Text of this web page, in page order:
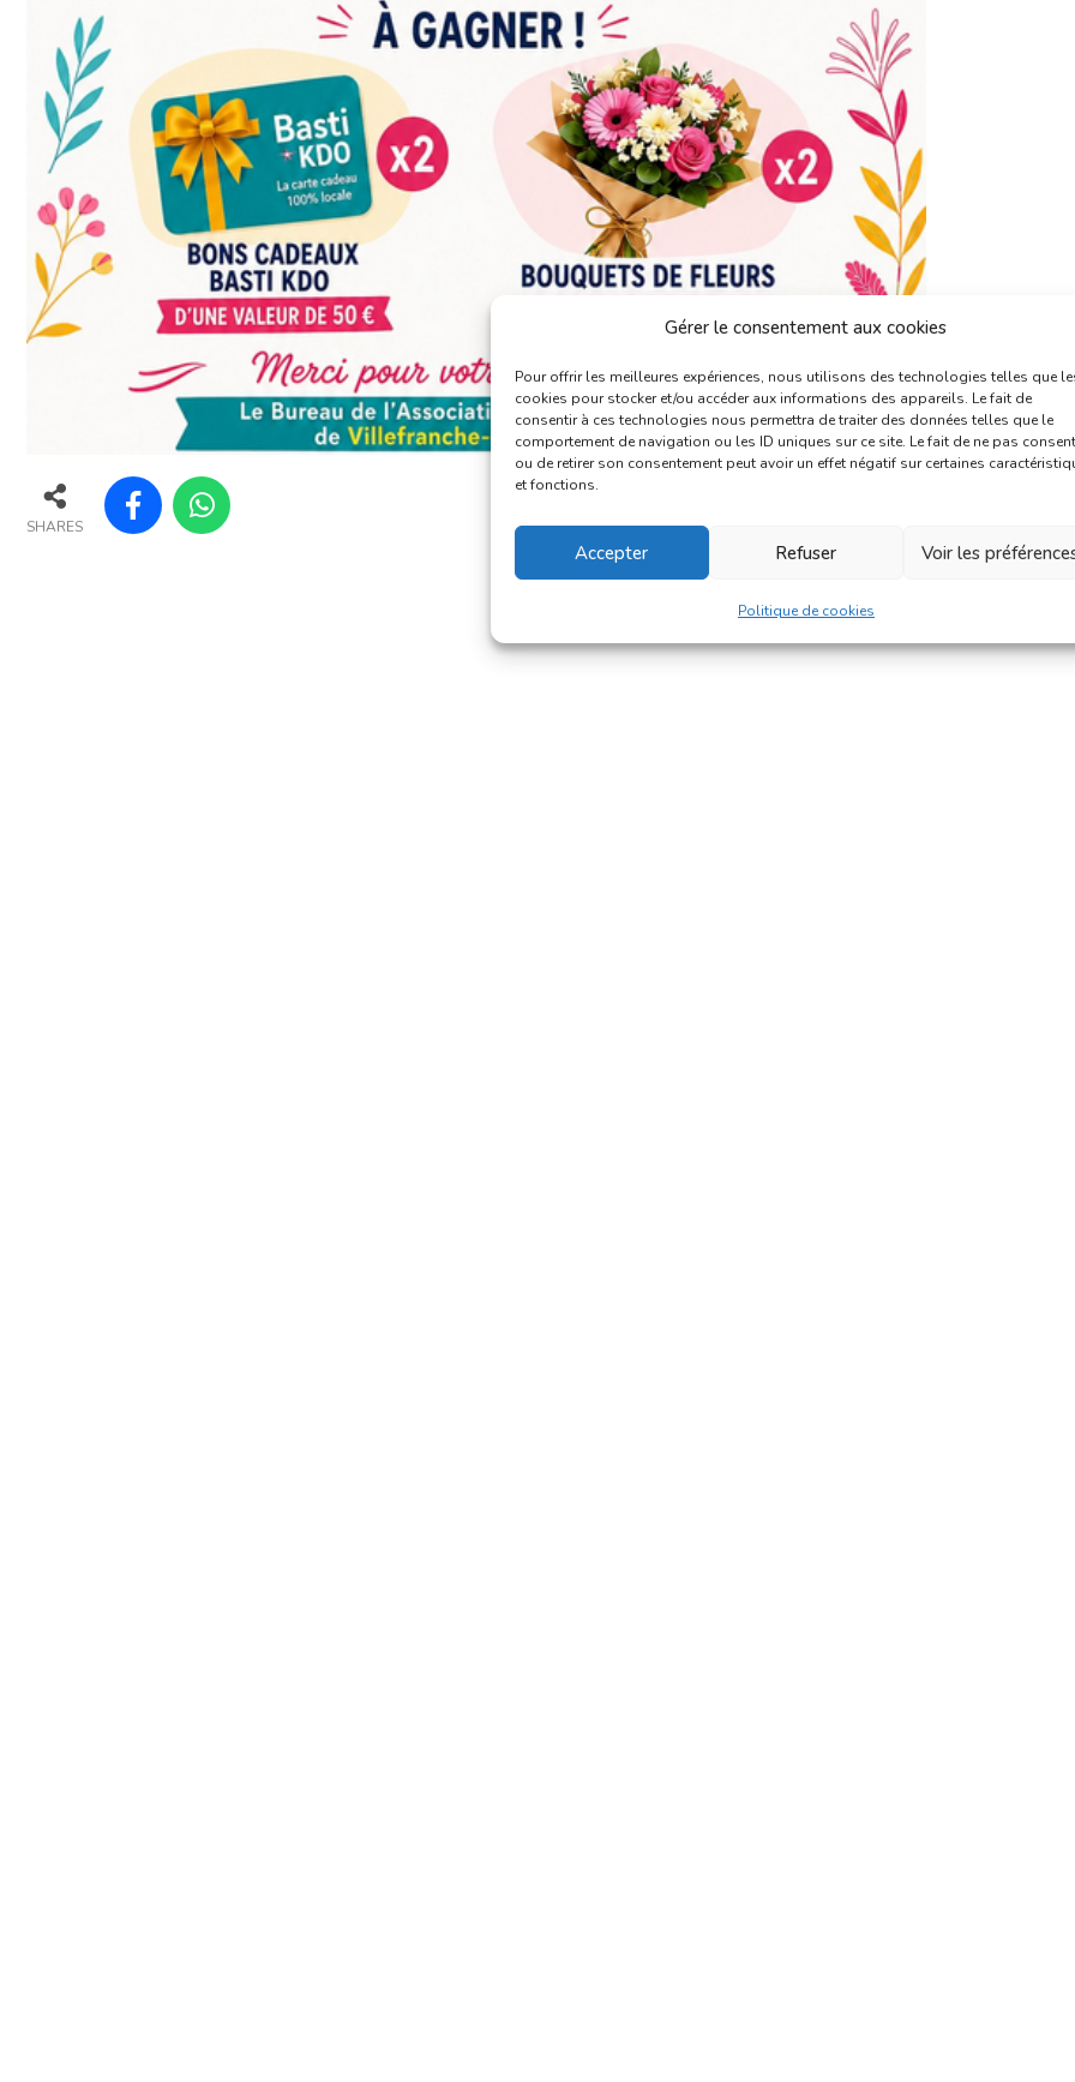
Gérer le consentement aux cookies
Pour offrir les meilleures expériences, nous utilisons des technologies telles que
cookies pour stocker et/ou accéder aux informations des appareils. Le fait de
consentir à ces technologies nous permettra de traiter des données telles que le
comportement de navigation ou les ID uniques sur ce site. Le fait de ne pas
ou de retirer son consentement peut avoir un effet négatif sur certaines
et fonctions.
Accepter Refuser Voir les
Politique de cookies
SHARES